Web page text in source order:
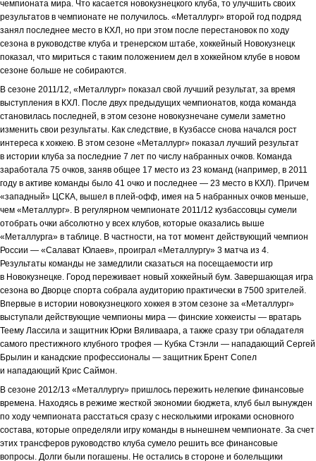
чемпионата мира. Что касается новокузнецкого клуба, то улучшить своих
результатов в чемпионате не получилось. «Металлург» второй год подряд
занял последнее место в КХЛ, но при этом после перестановок по ходу
сезона в руководстве клуба и тренерском штабе, хоккейный Новокузнецк
показал, что мириться с таким положением дел в хоккейном клубе в новом
сезоне больше не собираются.
В сезоне 2011/12, «Металлург» показал свой лучший результат, за время
выступления в КХЛ. После двух предыдущих чемпионатов, когда команда
становилась последней, в этом сезоне новокузнечане сумели заметно
изменить свои результаты. Как следствие, в Кузбассе снова начался рост
интереса к хоккею. В этом сезоне «Металлург» показал лучший результат
в истории клуба за последние 7 лет по числу набранных очков. Команда
заработала 75 очков, заняв общее 17 место из 23 команд (например, в 2011
году в активе команды было 41 очко и последнее — 23 место в КХЛ). Причем
«западный» ЦСКА, вышел в плей-офф, имея на 5 набранных очков меньше,
чем «Металлург». В регулярном чемпионате 2011/12 кузбассовцы сумели
отобрать очки абсолютно у всех клубов, которые оказались выше
«Металлурга» в таблице. В частности, на тот момент действующий чемпион
России — «Салават Юлаев», проиграл «Металлургу» 3 матча из 4.
Результаты команды не замедлили сказаться на посещаемости игр
в Новокузнецке. Город переживает новый хоккейный бум. Завершающая игра
сезона во Дворце спорта собрала аудиторию практически в 7500 зрителей.
Впервые в истории новокузнецкого хоккея в этом сезоне за «Металлург»
выступали действующие чемпионы мира — финские хоккеисты — вратарь
Теему Лассила и защитник Юрки Вяливаара, а также сразу три обладателя
самого престижного клубного трофея — Кубка Стэнли — нападающий Сергей
Брылин и канадские профессионалы — защитник Брент Сопел
и нападающий Крис Саймон.
В сезоне 2012/13 «Металлургу» пришлось пережить нелегкие финансовые
времена. Находясь в режиме жесткой экономии бюджета, клуб был вынужден
по ходу чемпионата расстаться сразу с несколькими игроками основного
состава, которые определяли игру команды в нынешнем чемпионате. За счет
этих трансферов руководство клуба сумело решить все финансовые
вопросы. Долги были погашены. Не остались в стороне и болельщики